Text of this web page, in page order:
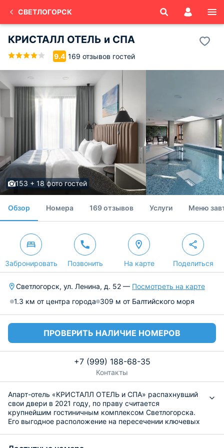
СВЕТЛОГОРСК
КРИСТАЛЛ ОТЕЛЬ и СПА
9.4 169 отзывов гостей
153 + 18 фото гостей
Обзор Номера 169 отзывов Услуги Меню
Забронировать Позвонить На карте Поделиться
Светлогорск, ул. Ленина, д. 52 — Посмотреть на карте
1.3 км от центра города 309 м от Балтийского моря
ПРОВЕРИТЬ НАЛИЧИЕ НОМЕРОВ
+7 (999) 188-68-35
Контакты
Апарт-отель «КРИСТАЛЛ ОТЕЛЬ и СПА» распахнувший
свои двери в 2021 году, по праву считается
крупнейшим гостиничным комплексом Светлогорска.
Его выгодное расположение на пересечении ключевых